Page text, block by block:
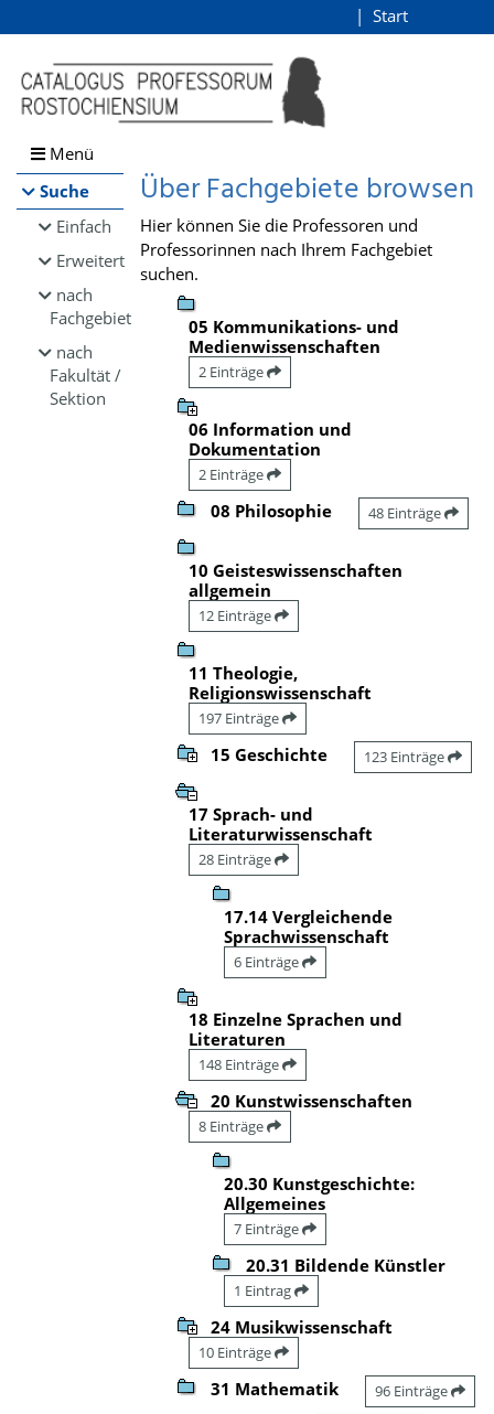
Browsen
direkt zum Inhalt
Start
Menü
Suche
Einfach
Erweitert
nach
Fachgebiet
nach
Fakultät /
Sektion
Über Fachgebiete browsen
Hier können Sie die Professoren und
Professorinnen nach Ihrem Fachgebiet
suchen.
05 Kommunikations- und
Medienwissenschaften
2 Einträge
06 Information und
Dokumentation
2 Einträge
08 Philosophie 48 Einträge
10 Geisteswissenschaften
allgemein
12 Einträge
11 Theologie,
Religionswissenschaft
197 Einträge
15 Geschichte 123 Einträge
17 Sprach- und
Literaturwissenschaft
28 Einträge
17.14 Vergleichende
Sprachwissenschaft
6 Einträge
18 Einzelne Sprachen und
Literaturen
148 Einträge
20 Kunstwissenschaften
8 Einträge
20.30 Kunstgeschichte:
Allgemeines
7 Einträge
20.31 Bildende Künstler
1 Eintrag
24 Musikwissenschaft
10 Einträge
31 Mathematik 96 Einträge